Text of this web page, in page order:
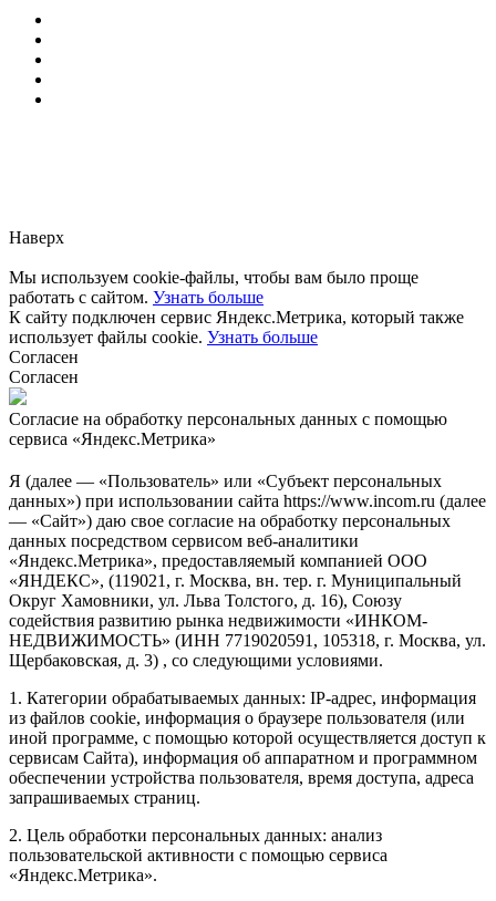
Наверх
Мы используем cookie-файлы, чтобы вам было проще
работать с сайтом. Узнать больше
К сайту подключен сервис Яндекс.Метрика, который также
использует файлы cookie. Узнать больше
Согласен
Согласен
Согласие на обработку персональных данных с помощью
сервиса «Яндекс.Метрика»
Я (далее — «Пользователь» или «Субъект персональных
данных») при использовании сайта https://www.incom.ru (далее
— «Сайт») даю свое согласие на обработку персональных
данных посредством сервисом веб-аналитики
«Яндекс.Метрика», предоставляемый компанией ООО
«ЯНДЕКС», (119021, г. Москва, вн. тер. г. Муниципальный
Округ Хамовники, ул. Льва Толстого, д. 16), Союзу
содействия развитию рынка недвижимости «ИНКОМ-
НЕДВИЖИМОСТЬ» (ИНН 7719020591, 105318, г. Москва, ул.
Щербаковская, д. 3) , со следующими условиями.
1. Категории обрабатываемых данных: IP-адрес, информация
из файлов cookie, информация о браузере пользователя (или
иной программе, с помощью которой осуществляется доступ к
сервисам Сайта), информация об аппаратном и программном
обеспечении устройства пользователя, время доступа, адреса
запрашиваемых страниц.
2. Цель обработки персональных данных: анализ
пользовательской активности с помощью сервиса
«Яндекс.Метрика».